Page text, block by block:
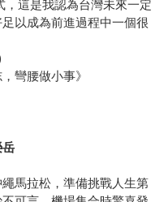
這是我認為台灣未來一定
以成為前進過程中一個很
彎腰做小事》
馬拉松，準備挑戰人生第